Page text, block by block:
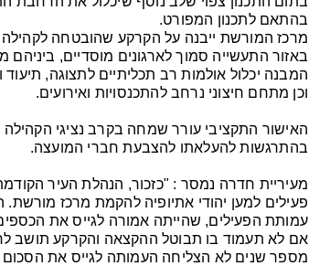
בהתאם לתכנון המפורט.
מרכז המורשת ייבנה על הקרקע שהובטחה
באזור התעשייה סמוך לארגונים מוסדיים, ביניהם
המבנה יכלול אולמות רב תכליתיים לתצוגה,
וכן מתחם חיצוני נרחב להתכנסויות ואירועים.
האישור התקציבי עורר שמחה בקרב נציגי
בהתרגשות להעלאתו להצבעת חברי המועצה.
מעיריית חדרה נמסר : "כזכור, הנהלת העיר
פעילים למען יהודי אתיופיה להקמת מרכז
עמותת הפעילים, שהייתה אמורה לגייס את
אם לא תעמוד בו תבוטל ההקצאה והקרקע תושב
מספר שנים לא הצליחה העמותה לגייס את